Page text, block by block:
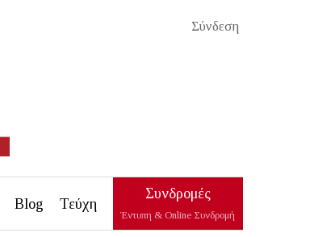
Σύνδεση
Blog Τεύχη
Συνδρομές
Έντυπη & Online Συνδρομή